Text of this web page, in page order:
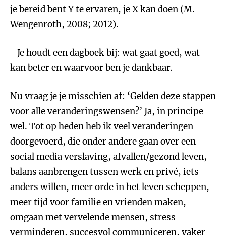
je bereid bent Y te ervaren, je X kan doen (M.
Wengenroth, 2008; 2012).
- Je houdt een dagboek bij: wat gaat goed, wat
kan beter en waarvoor ben je dankbaar.
Nu vraag je je misschien af: ‘Gelden deze stappen
voor alle veranderingswensen?’ Ja, in principe
wel. Tot op heden heb ik veel veranderingen
doorgevoerd, die onder andere gaan over een
social media verslaving, afvallen/gezond leven,
balans aanbrengen tussen werk en privé, iets
anders willen, meer orde in het leven scheppen,
meer tijd voor familie en vrienden maken,
omgaan met vervelende mensen, stress
verminderen, succesvol communiceren, vaker